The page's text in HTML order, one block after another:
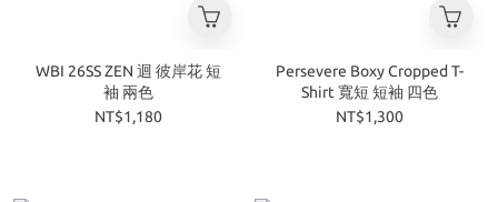
WBI 26SS ZEN 迴 彼岸花 短
袖 兩色
NT$1,180
Persevere Boxy Cropped T-
Shirt 寬短 短袖 四色
NT$1,300